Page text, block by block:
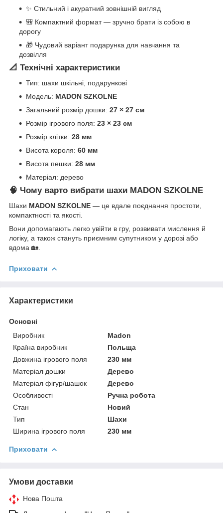
✨ Стильний і акуратний зовнішній вигляд
🎒 Компактний формат — зручно брати із собою в
дорогу
🎁 Чудовий варіант подарунка для навчання та
дозвілля
📐 Технічні характеристики
Тип: шахи шкільні, подарункові
Модель: MADON SZKOLNE
Загальний розмір дошки: 27 × 27 см
Розмір ігрового поля: 23 × 23 см
Розмір клітки: 28 мм
Висота короля: 60 мм
Висота пешки: 28 мм
Матеріал: дерево
🧠 Чому варто вибрати шахи MADON SZKOLNE
Шахи MADON SZKOLNE — це вдале поєднання простоти,
компактності та якості.
Вони допомагають легко увійти в гру, розвивати мислення й
логіку, а також стануть приємним супутником у дорозі або
вдома 🏡.
Приховати
Характеристики
Основні
Виробник
Madon
Країна виробник
Польща
Довжина ігрового поля
230 мм
Матеріал дошки
Дерево
Матеріал фігур/шашок
Дерево
Особливості
Ручна робота
Стан
Новий
Тип
Шахи
Ширина ігрового поля
230 мм
Приховати
Умови доставки
Нова Пошта